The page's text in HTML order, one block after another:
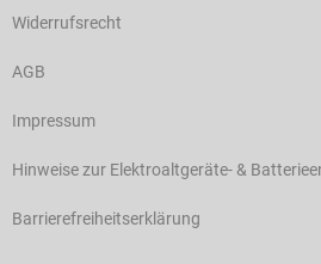
Widerrufsrecht
AGB
Impressum
Hinweise zur Elektroaltgeräte- &
Barrierefreiheitserklärung